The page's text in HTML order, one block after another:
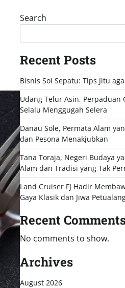
Search
Recent Posts
Bisnis Sol Sepatu: Tips Jitu
Udang Telur Asin, Perpaduan
Selalu Menggugah Selera
Danau Sole, Permata Alam
dan Pesona Menakjubkan
Tana Toraja, Negeri Budaya
Alam dan Tradisi yang Tak
Land Cruiser FJ Hadir
Gaya Klasik dan Jiwa
Recent
No comments to show.
Archives
August 2026